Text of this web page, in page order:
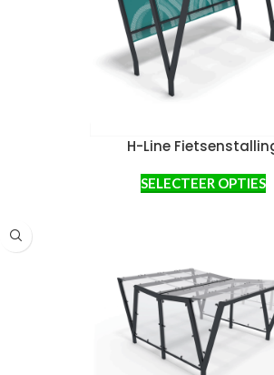
H-Line
SELECTEER OPTIES